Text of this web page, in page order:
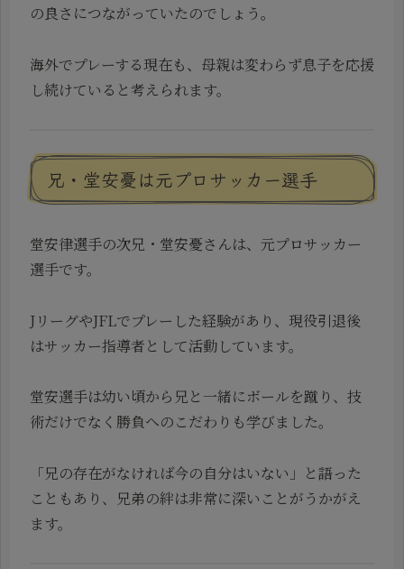
の良さにつながっていたのでしょう。
海外でプレーする現在も、母親は変わらず息子を応援
し続けていると考えられます。
兄・堂安憂は元プロサッカー選手
堂安律選手の次兄・堂安憂さんは、元プロサッカー
選手です。
JリーグやJFLでプレーした経験があり、現役引退後
はサッカー指導者として活動しています。
堂安選手は幼い頃から兄と一緒にボールを蹴り、技
術だけでなく勝負へのこだわりも学びました。
「兄の存在がなければ今の自分はいない」と語った
こともあり、兄弟の絆は非常に深いことがうかがえ
ます。